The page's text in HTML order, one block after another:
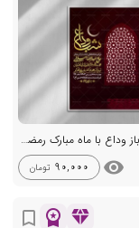
اطلاعیه لایه باز وداع با ماه مبارک رمضان + استوری
visibility
90,000 تومان
diamond
workspace_premium
bookmark_border